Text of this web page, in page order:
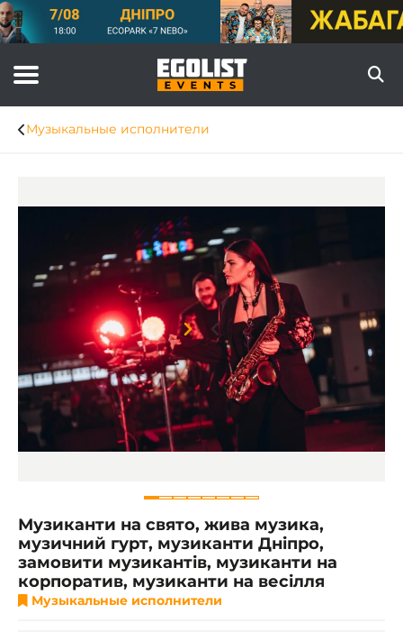
Музыкальные исполнители
Item
of
8
Музиканти на свято, жива музика,
музичний гурт, музиканти Дніпро,
замовити музикантів, музиканти на
корпоратив, музиканти на весілля
Музыкальные исполнители